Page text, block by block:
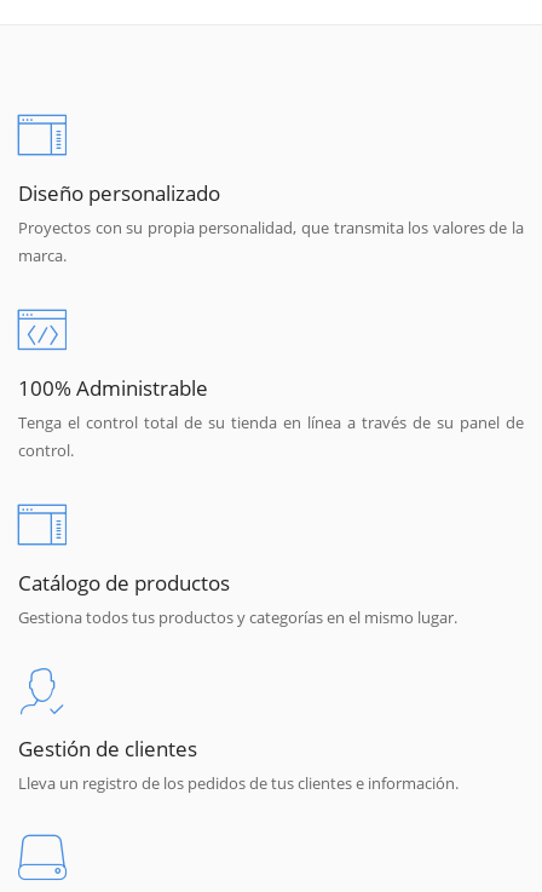
Diseño personalizado
Proyectos con su propia personalidad, que transmita los valores de la
marca.
100% Administrable
Tenga el control total de su tienda en línea a través de su panel de
control.
Catálogo de productos
Gestiona todos tus productos y categorías en el mismo lugar.
Gestión de clientes
Lleva un registro de los pedidos de tus clientes e información.